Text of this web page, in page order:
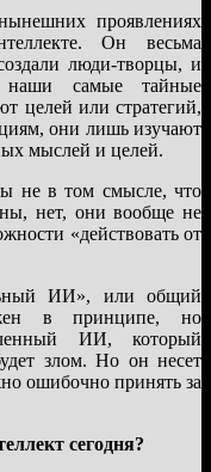
проявлениях
Он весьма
люди-творцы, и
наши самые тайные
целей или стратегий,
они лишь изучают
мыслей и целей.
не в том смысле, что
нет, они вообще не
«действовать от
ИИ», или общий
в принципе, но
ИИ, который
злом. Но он несет
ошибочно принять за
сегодня?